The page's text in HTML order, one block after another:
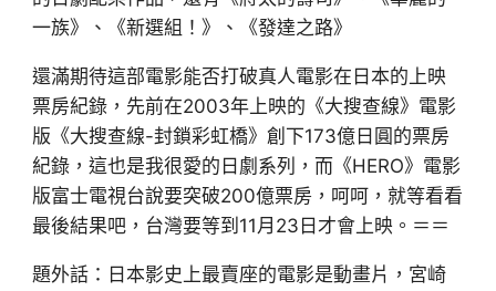
一族》、《新選組！》、《發達之路》
還滿期待這部電影能否打破真人電影在日本的上映
票房紀錄，先前在2003年上映的《大搜查線》電影
版《大搜查線-封鎖彩虹橋》創下173億日圓的票房
紀錄，這也是我很愛的日劇系列，而《HERO》電影
版富士電視台說要突破200億票房，呵呵，就等看看
最後結果吧，台灣要等到11月23日才會上映。＝＝
題外話：日本影史上最賣座的電影是動畫片，宮崎